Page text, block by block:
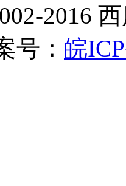
2016
号： 皖